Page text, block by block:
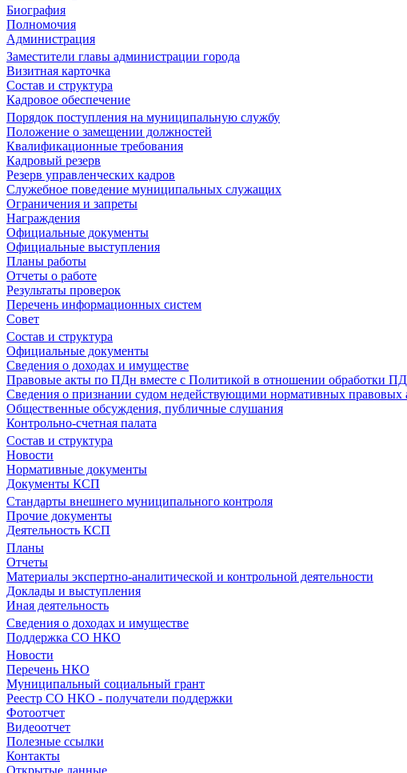
Биография
Полномочия
Администрация
Заместители главы администрации города
Визитная карточка
Состав и структура
Кадровое обеспечение
Порядок поступления на муниципальную службу
Положение о замещении должностей
Квалификационные требования
Кадровый резерв
Резерв управленческих кадров
Служебное поведение муниципальных служащих
Ограничения и запреты
Награждения
Официальные документы
Официальные выступления
Планы работы
Отчеты о работе
Результаты проверок
Перечень информационных систем
Совет
Состав и структура
Официальные документы
Сведения о доходах и имуществе
Правовые акты по ПДн вместе с Политикой в отношении обработки
Сведения о признании судом недействующими нормативных правовых
Общественные обсуждения, публичные слушания
Контрольно-счетная палата
Состав и структура
Новости
Нормативные документы
Документы КСП
Стандарты внешнего муниципального контроля
Прочие документы
Деятельность КСП
Планы
Отчеты
Материалы экспертно-аналитической и контрольной деятельности
Доклады и выступления
Иная деятельность
Сведения о доходах и имуществе
Поддержка СО НКО
Новости
Перечень НКО
Муниципальный социальный грант
Реестр СО НКО - получатели поддержки
Фотоотчет
Видеоотчет
Полезные ссылки
Контакты
Открытые данные